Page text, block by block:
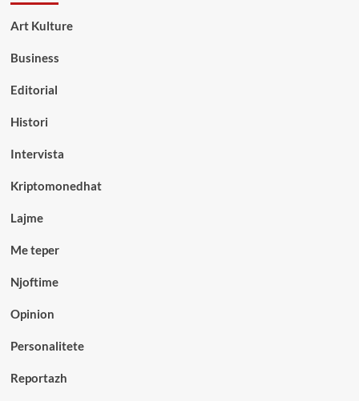
Art Kulture
Business
Editorial
Histori
Intervista
Kriptomonedhat
Lajme
Me teper
Njoftime
Opinion
Personalitete
Reportazh